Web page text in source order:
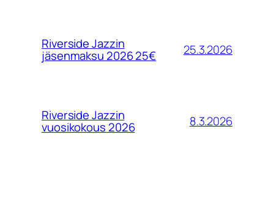
Riverside Jazzin
jäsenmaksu 2026 25€ 25.3.2026
Riverside Jazzin
vuosikokous 2026 8.3.2026